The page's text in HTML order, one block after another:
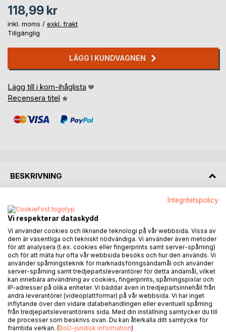
118,99 kr
inkl. moms / exkl. frakt
Tillgänglig
LÄGG I KUNDVAGNEN
Lägg till i kom-ihåglista
Recensera titel
BESKRIVNING
In this book, you will learn the entire philosophy of
intermittent fasting, the health benefits of it and how to use
it for maximal weight loss and fat burning results. You will
learn a lot about training and what training that is best for
weight loss and fat loss. This is not everything you will
learn, for approximately 70 pages of the book, you will
learn what food choices are the best for weight loss and
fat loss. In the end of the book, you will find a training
program that you can follow to get the best results of
weight loss and fat loss. This book has changed me as a
person and I guarantee it will change you too. This changes
everything!
Integritetspolicy
Vi respekterar dataskydd
Vi använder cookies och liknande teknologi på vår webbsida. Vissa av
dem är väsentliga och tekniskt nödvändiga. Vi använder även metoder
för att analysera (t.ex. cookies eller fingerprints samt server-spårning)
och för att mäta hur ofta vår webbsida besöks och hur den används. Vi
använder spårningsteknik för marknadsföringsändamål och använder
server-spårning samt tredjepartsleverantörer för detta ändamål, vilket
kan innebära användning av cookies, fingerprints, spårningspixlar och
IP-adresser på olika enheter. Vi bäddar även in tredjepartsinnehåll från
andra leverantörer (videoplattformar) på vår webbsida. Vi har inget
inflytande över den vidare databehandlingen eller eventuell spårning
från tredjepartsleverantörens sida. Med din inställning samtycker du till
de processer som beskrivs ovan. Du kan återkalla ditt samtycke för
framtida verkan. (BoD-juridisk information)